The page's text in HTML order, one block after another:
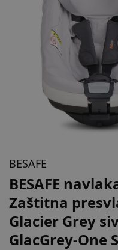
BESAFE
BESAFE
Zaštitna
Glacier Grey
GlacGrey-One